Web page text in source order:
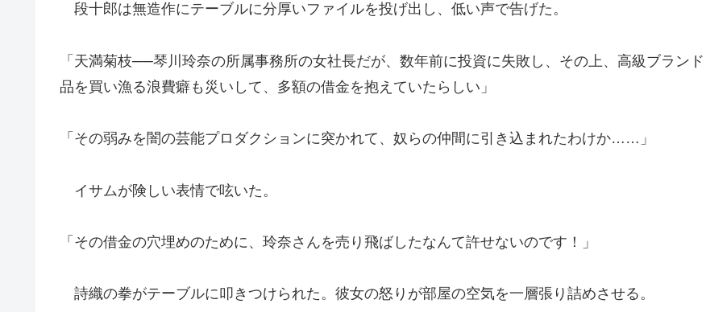
段十郎は無造作にテーブルに分厚いファイルを投げ出し、低い声で告げた。
「天満菊枝──琴川玲奈の所属事務所の女社長だが、数年前に投資に失敗し、その上、高級ブランド
品を買い漁る浪費癖も災いして、多額の借金を抱えていたらしい」
「その弱みを闇の芸能プロダクションに突かれて、奴らの仲間に引き込まれたわけか……」
イサムが険しい表情で呟いた。
「その借金の穴埋めのために、玲奈さんを売り飛ばしたなんて許せないのです！」
詩織の拳がテーブルに叩きつけられた。彼女の怒りが部屋の空気を一層張り詰めさせる。